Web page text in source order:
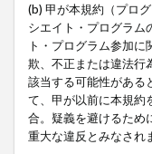
(b) 甲が本規約（プロ
シエイト・プログラム
ト・プログラム参加
欺、不正または違法行
該当する可能性がある
て、甲が以前に本規約
合。疑義を避けるため
重大な違反とみなされ